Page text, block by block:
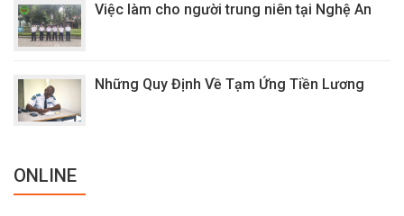
Việc làm cho người trung niên tại Nghệ An
Những Quy Định Về Tạm Ứng Tiền Lương
ONLINE